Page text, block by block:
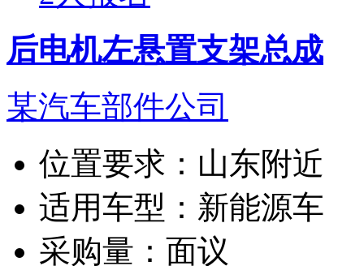
后电机左悬置支架总成
某汽车部件公司
位置要求： 山东附近
适用车型： 新能源车
采购量： 面议